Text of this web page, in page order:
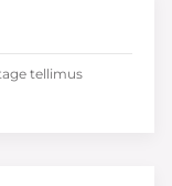
tellimus